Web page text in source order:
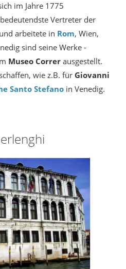
im Jahre 1775
Vertreter der
arbeitete in Rom, Wien,
sind seine Werke -
Museo Correr ausgestellt.
wie z.B. für Giovanni
Santo Stefano in Venedig.